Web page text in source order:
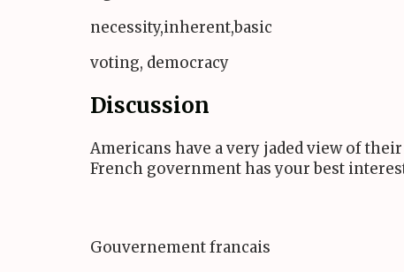
necessity,inherent,basic
voting, democracy
Discussion
Americans have a very jaded view of
French government has your best
Gouvernement francais